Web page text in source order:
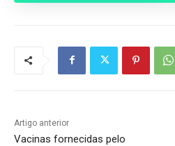
Artigo anterior
Vacinas fornecidas pelo